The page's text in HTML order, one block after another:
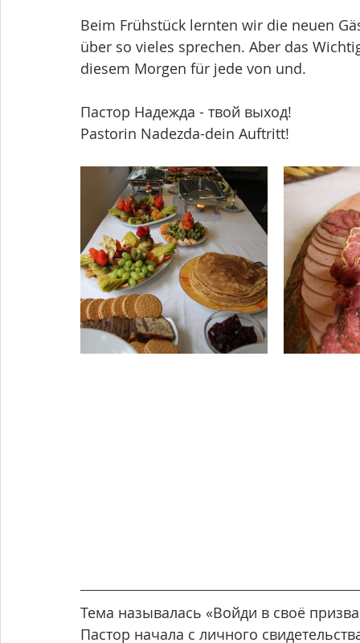
Beim Frühstück lernten wir die neuen
über so vieles sprechen. Aber das
diesem Morgen für jede von und.
Пастор Надежда - твой выход!
Pastorin Nadezda-dein Auftritt!
Тема называлась «Войди в своё
Пастор начала с личного